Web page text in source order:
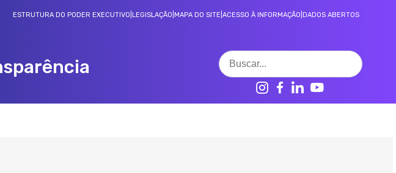
ESTRUTURA DO PODER EXECUTIVO LEGISLAÇÃO MAPA DO SITE ACESSO À INFORMAÇÃO DADOS ABERTOS